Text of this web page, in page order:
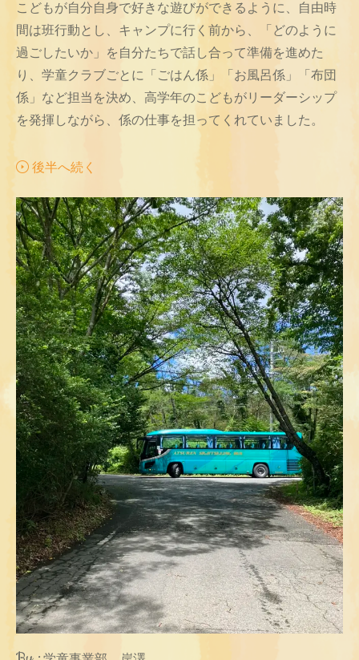
こどもが自分自身で好きな遊びができるように、自由時
間は班行動とし、キャンプに行く前から、「どのように
過ごしたいか」を自分たちで話し合って準備を進めた
り、学童クラブごとに「ごはん係」「お風呂係」「布団
係」など担当を決め、高学年のこどもがリーダーシップ
を発揮しながら、係の仕事を担ってくれていました。
後半へ続く